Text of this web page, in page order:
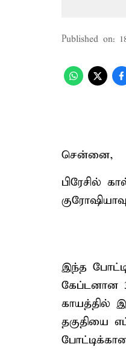
Published on:
சென்னை,
பிரேசில்
இந்த
கேப்டனான
காயத்தில்
தகுதியை